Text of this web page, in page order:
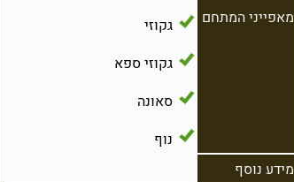
מאפייני המתחם
גקוזי
גקוזי ספא
סאונה
נוף
מידע נוסף